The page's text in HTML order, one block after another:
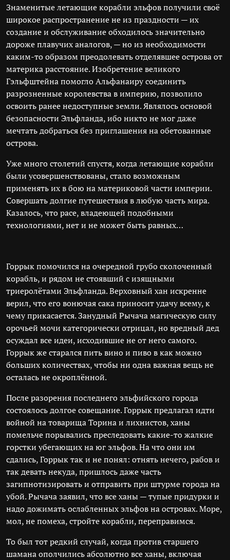
Знаменитые летающие корабли эльфов получили своё
широкое распространение не из праздности — их
создание и обслуживание обходилось значительно
дороже плавучих аналогов, — но из необходимости
каким-то образом преодолевать отделявшее острова от
материка расстояние. Изобретение великого
Гэльфштейна помогло Альфанаиру соединить
разрозненные королевства в империю, позволило
освоить ранее недоступные земли. Являлось основой
безопасности Эльфланда, ибо никто не мог даже
мечтать добраться без приглашения на обетованные
острова.
Уже много столетий спустя, когда летающие корабли
были усовершенствованы, стало возможным
применять их в бою на материковой части империи.
Совершать долгие путешествия в любую часть мира.
Казалось, что расе, владеющей подобными
технологиями, нет и не может быть равных…
Горрык помочился на очередной грубо сколоченный
корабль, и рядом не стоявший с изящными
триеролётами Эльфланда. Верховный хан искренне
верил, что его вонючая сака приносит удачу всему, к
чему прикасается. Занудный Рычача магическую силу
орочьей мочи категорически отрицал, но вредный дед
осуждал все идеи, исходившие не от него самого.
Горрык же старался пить вино и пиво в как можно
больших количествах, чтобы ни одна важная вещь не
осталась не окроплённой.
После разорения последнего эльфийского города
состоялось долгое совещание. Горрык предлагал идти
войной на товарища Торина и лихнистов, ханы
помельче порывались преследовать какие-то жалкие
горстки убегающих на юг эльфов. На что они им
сдались, Горрык так и не понял: отнять нечего, рабов и
так девать некуда, пришлось даже часть
загипнотизировать и отправить при штурме города на
убой. Рычача заявил, что все ханы — тупые придурки и
надо дожимать ослабленных эльфов на островах. Море,
мол, не помеха, стройте корабли, переправимся.
То был тот редкий случай, когда против старшего
шамана ополчились абсолютно все ханы, включая